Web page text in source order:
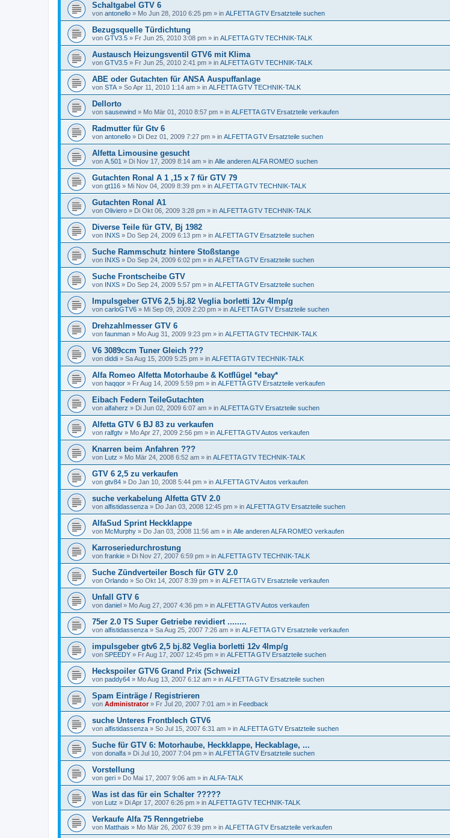
Schaltgabel GTV 6
von antonello » Mo Jun 28, 2010 6:25 pm » in ALFETTA GTV Ersatzteile suchen
Bezugsquelle Türdichtung
von GTV3.5 » Fr Jun 25, 2010 3:08 pm » in ALFETTA GTV TECHNIK-TALK
Austausch Heizungsventil GTV6 mit Klima
von GTV3.5 » Fr Jun 25, 2010 2:41 pm » in ALFETTA GTV TECHNIK-TALK
ABE oder Gutachten für ANSA Auspuffanlage
von STA » So Apr 11, 2010 1:14 am » in ALFETTA GTV TECHNIK-TALK
Dellorto
von sausewind » Mo Mär 01, 2010 8:57 pm » in ALFETTA GTV Ersatzteile verkaufen
Radmutter für Gtv 6
von antonello » Di Dez 01, 2009 7:27 pm » in ALFETTA GTV Ersatzteile suchen
Alfetta Limousine gesucht
von A.501 » Di Nov 17, 2009 8:14 am » in Alle anderen ALFA ROMEO suchen
Gutachten Ronal A 1 ,15 x 7 für GTV 79
von gt116 » Mi Nov 04, 2009 8:39 pm » in ALFETTA GTV TECHNIK-TALK
Gutachten Ronal A1
von Oliviero » Di Okt 06, 2009 3:28 pm » in ALFETTA GTV TECHNIK-TALK
Diverse Teile für GTV, Bj 1982
von INXS » Do Sep 24, 2009 6:13 pm » in ALFETTA GTV Ersatzteile suchen
Suche Rammschutz hintere Stoßstange
von INXS » Do Sep 24, 2009 6:02 pm » in ALFETTA GTV Ersatzteile suchen
Suche Frontscheibe GTV
von INXS » Do Sep 24, 2009 5:57 pm » in ALFETTA GTV Ersatzteile suchen
Impulsgeber GTV6 2,5 bj.82 Veglia borletti 12v 4Imp/g
von carloGTV6 » Mi Sep 09, 2009 2:20 pm » in ALFETTA GTV Ersatzteile suchen
Drehzahlmesser GTV 6
von faunman » Mo Aug 31, 2009 9:23 pm » in ALFETTA GTV TECHNIK-TALK
V6 3089ccm Tuner Gleich ???
von diddi » Sa Aug 15, 2009 5:25 pm » in ALFETTA GTV TECHNIK-TALK
Alfa Romeo Alfetta Motorhaube & Kotflügel *ebay*
von haqqor » Fr Aug 14, 2009 5:59 pm » in ALFETTA GTV Ersatzteile verkaufen
Eibach Federn TeileGutachten
von alfaherz » Di Jun 02, 2009 6:07 am » in ALFETTA GTV Ersatzteile suchen
Alfetta GTV 6 BJ 83 zu verkaufen
von ralfgtv » Mo Apr 27, 2009 2:56 pm » in ALFETTA GTV Autos verkaufen
Knarren beim Anfahren ???
von Lutz » Mo Mär 24, 2008 6:52 am » in ALFETTA GTV TECHNIK-TALK
GTV 6 2,5 zu verkaufen
von gtv84 » Do Jan 10, 2008 5:44 pm » in ALFETTA GTV Autos verkaufen
suche verkabelung Alfetta GTV 2.0
von alfistidassenza » Do Jan 03, 2008 12:45 pm » in ALFETTA GTV Ersatzteile suchen
AlfaSud Sprint Heckklappe
von McMurphy » Do Jan 03, 2008 11:56 am » in Alle anderen ALFA ROMEO verkaufen
Karroseriedurchrostung
von frankie » Di Nov 27, 2007 6:59 pm » in ALFETTA GTV TECHNIK-TALK
Suche Zündverteiler Bosch für GTV 2.0
von Orlando » So Okt 14, 2007 8:39 pm » in ALFETTA GTV Ersatzteile verkaufen
Unfall GTV 6
von daniel » Mo Aug 27, 2007 4:36 pm » in ALFETTA GTV Autos verkaufen
75er 2.0 TS Super Getriebe revidiert ........
von alfistidassenza » Sa Aug 25, 2007 7:26 am » in ALFETTA GTV Ersatzteile verkaufen
impulsgeber gtv6 2,5 bj.82 Veglia borletti 12v 4Imp/g
von SPEEDY » Fr Aug 17, 2007 12:45 pm » in ALFETTA GTV Ersatzteile suchen
Heckspoiler GTV6 Grand Prix (SchweizI
von paddy64 » Mo Aug 13, 2007 6:12 am » in ALFETTA GTV Ersatzteile suchen
Spam Einträge / Registrieren
von Administrator» Fr Jul 20, 2007 7:01 am » in Feedback
suche Unteres Frontblech GTV6
von alfistidassenza » So Jul 15, 2007 6:31 am » in ALFETTA GTV Ersatzteile suchen
Suche für GTV 6: Motorhaube, Heckklappe, Heckablage, ...
von donalfa » Di Jul 10, 2007 7:04 pm » in ALFETTA GTV Ersatzteile suchen
Vorstellung
von geri » Do Mai 17, 2007 9:06 am » in ALFA-TALK
Was ist das für ein Schalter ?????
von Lutz » Di Apr 17, 2007 6:26 pm » in ALFETTA GTV TECHNIK-TALK
Verkaufe Alfa 75 Renngetriebe
von Matthais » Mo Mär 26, 2007 6:39 pm » in ALFETTA GTV Ersatzteile verkaufen